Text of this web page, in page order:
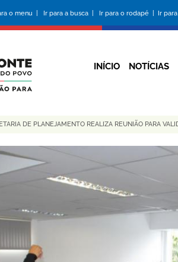
o menu | Ir para a busca | Ir para o rodapé | Ir
INÍCIO NOTÍCIAS
DE PLANEJAMENTO REALIZA REUNIÃO PARA